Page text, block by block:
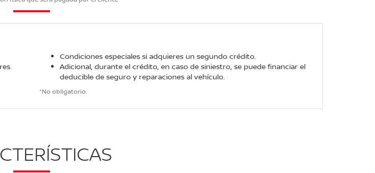
Condiciones especiales si adquieres un segundo crédito.
Adicional, durante el crédito, en caso de siniestro, se puede financiar el
deducible de seguro y reparaciones al vehículo.
*No obligatorio.